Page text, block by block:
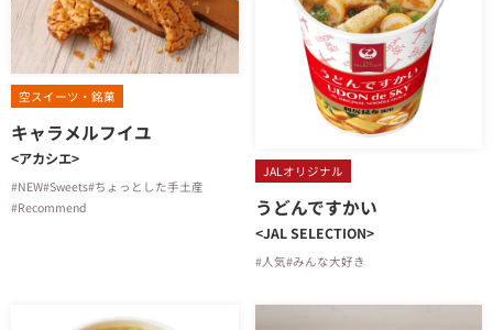
空スイーツ・銘菓
キャラメルフイユ
<アカシエ>
#NEW#Sweets#ちょっとした手土産
#Recommend
JALオリジナル
うどんですかい
<JAL SELECTION>
#人気#みんな大好き